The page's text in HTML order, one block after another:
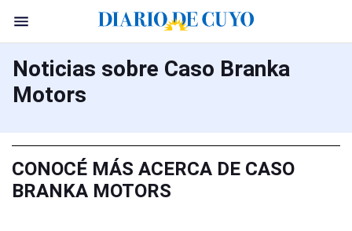
Noticias sobre Caso Branka
Motors
CONOCÉ MÁS ACERCA DE CASO
BRANKA MOTORS